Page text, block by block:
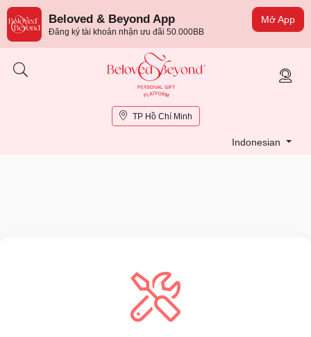
Mở App
Beloved & Beyond App
Đăng ký tài khoản nhận ưu đãi 50.000BB
TP Hồ Chí Minh
Indonesian